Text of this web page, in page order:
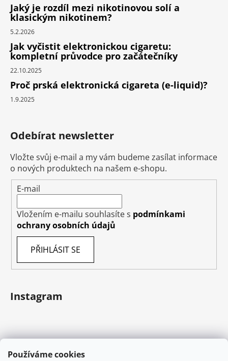
Používáme cookies
Jaký je rozdíl mezi nikotinovou solí a
klasickým nikotinem?
5.2.2026
Jak vyčistit elektronickou cigaretu:
kompletní průvodce pro začátečníky
22.10.2025
Proč prská elektronická cigareta (e-liquid)?
1.9.2025
Odebírat newsletter
Vložte svůj e-mail a my vám budeme zasílat informace
o nových produktech na našem e-shopu.
E-mail
Vložením e-mailu souhlasíte s podmínkami
ochrany osobních údajů
PŘIHLÁSIT SE
Instagram